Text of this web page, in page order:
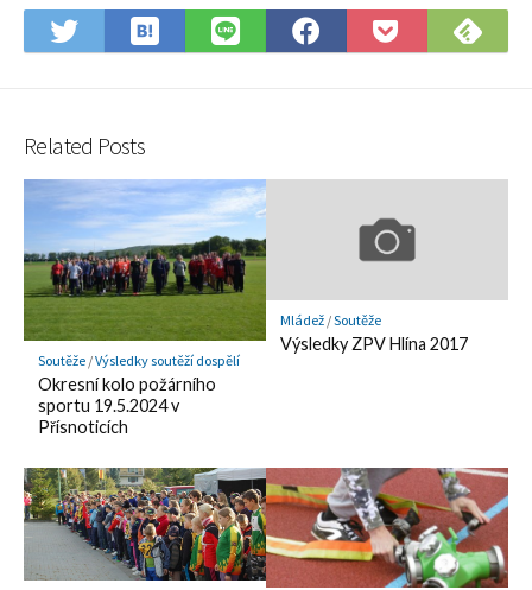
Share
on
Save
to
Share
on
Share
on
Save
to
on
Related Posts
Soutěže/Výsledky soutěží dospělí
Okresní kolo požárního
sportu 19.5.2024 v
Přísnoticích
Mládež/Soutěže
Výsledky ZPV Hlína 2017